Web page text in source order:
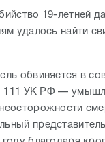
19-летней
удалось найти
обвиняется в
111 УК РФ —